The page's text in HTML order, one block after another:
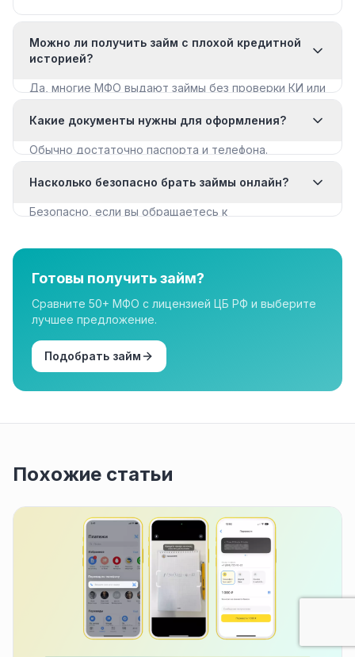
Можно ли получить займ с плохой кредитной
историей?
Да, многие МФО выдают займы без проверки КИ или
с плохой КИ».
Какие документы нужны для оформления?
Обычно достаточно паспорта и телефона.
документы для крупных сумм.
Насколько безопасно брать займы онлайн?
Безопасно, если вы обращаетесь к
организации в нашем каталоге имеют лицензию.
Готовы получить займ?
Сравните 50+ МФО с лицензией ЦБ РФ и выберите
лучшее предложение.
Подобрать займ
Похожие статьи